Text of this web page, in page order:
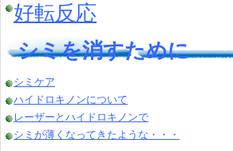
好転反応
シミを消すために
シミケア
ハイドロキノンについて
レーザーとハイドロキノンで
シミが薄くなってきたような・・・